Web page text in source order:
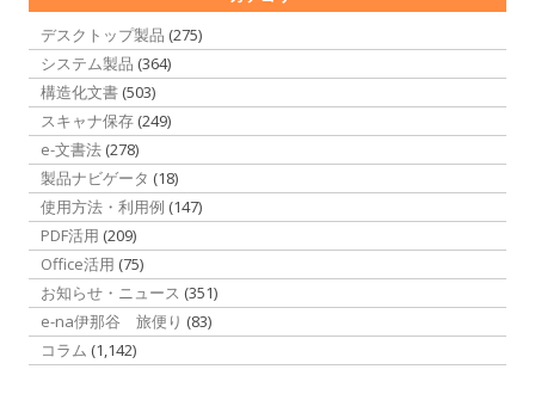
デスクトップ製品 (275)
システム製品 (364)
構造化文書 (503)
スキャナ保存 (249)
e-文書法 (278)
製品ナビゲータ (18)
使用方法・利用例 (147)
PDF活用 (209)
Office活用 (75)
お知らせ・ニュース (351)
e-na伊那谷 旅便り (83)
コラム (1,142)